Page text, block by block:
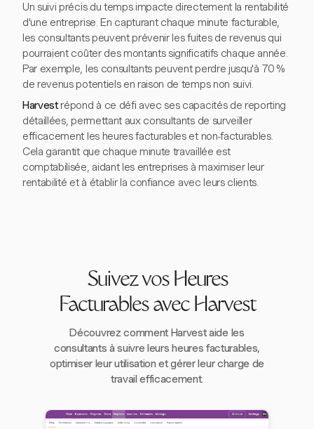
Un suivi précis du temps impacte directement la rentabilité
d'une entreprise. En capturant chaque minute facturable,
les consultants peuvent prévenir les fuites de revenus qui
pourraient coûter des montants significatifs chaque année.
Par exemple, les consultants peuvent perdre jusqu'à 70 %
de revenus potentiels en raison de temps non suivi.
Harvestrépond à ce défi avec ses capacités de reporting
détaillées, permettant aux consultants de surveiller
efficacement les heures facturables et non-facturables.
Cela garantit que chaque minute travaillée est
comptabilisée, aidant les entreprises à maximiser leur
rentabilité et à établir la confiance avec leurs clients.
Suivez vos Heures
Facturables avec Harvest
Découvrez comment Harvest aide les
consultants à suivre leurs heures facturables,
optimiser leur utilisation et gérer leur charge de
travail efficacement.